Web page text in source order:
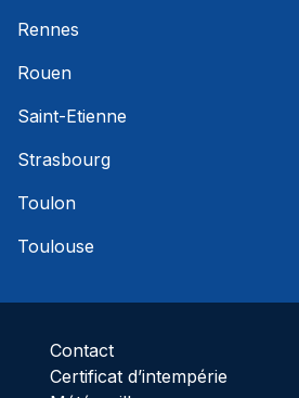
Rennes
Rouen
Saint-Etienne
Strasbourg
Toulon
Toulouse
Contact
Certificat d’intempérie